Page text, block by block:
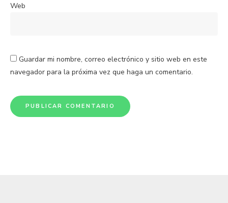
Web
Guardar mi nombre, correo electrónico y sitio web en este
navegador para la próxima vez que haga un comentario.